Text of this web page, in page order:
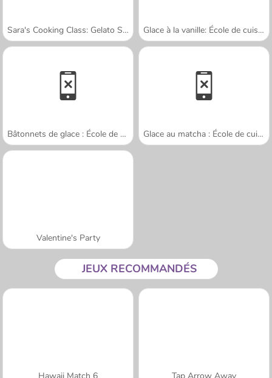
Sara's Cooking Class: Gelato Sundae Glace à la vanille: École de cuisine de Sara
Bâtonnets de glace : École de Sara Glace au matcha : École de cuisine de Sara
Valentine's Party
JEUX RECOMMANDÉS